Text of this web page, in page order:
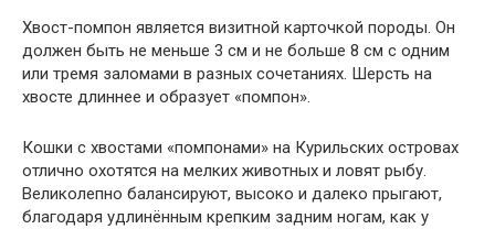
Хвост-помпон является визитной карточкой породы. Он
должен быть не меньше 3 см и не больше 8 см с одним
или тремя заломами в разных сочетаниях. Шерсть на
хвосте длиннее и образует «помпон».
Кошки с хвостами «помпонами» на Курильских островах
отлично охотятся на мелких животных и ловят рыбу.
Великолепно балансируют, высоко и далеко прыгают,
благодаря удлинённым крепким задним ногам, как у